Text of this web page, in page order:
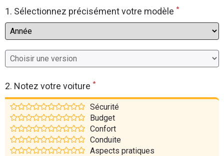
Flottes
Auto
Moto
Marques
1. Sélectionnez précisément votre modèle *
2. Notez votre voiture *
Sécurité
Budget
Confort
Conduite
Aspects pratiques